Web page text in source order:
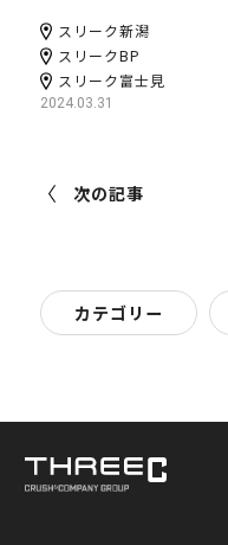
スリーク新潟
スリークBP
スリーク富士見
2024.03.31
次の記事
カテゴリー